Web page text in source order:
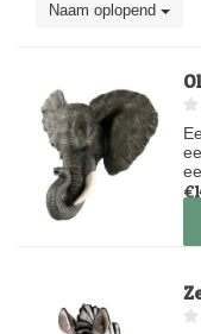
Naam oplopend